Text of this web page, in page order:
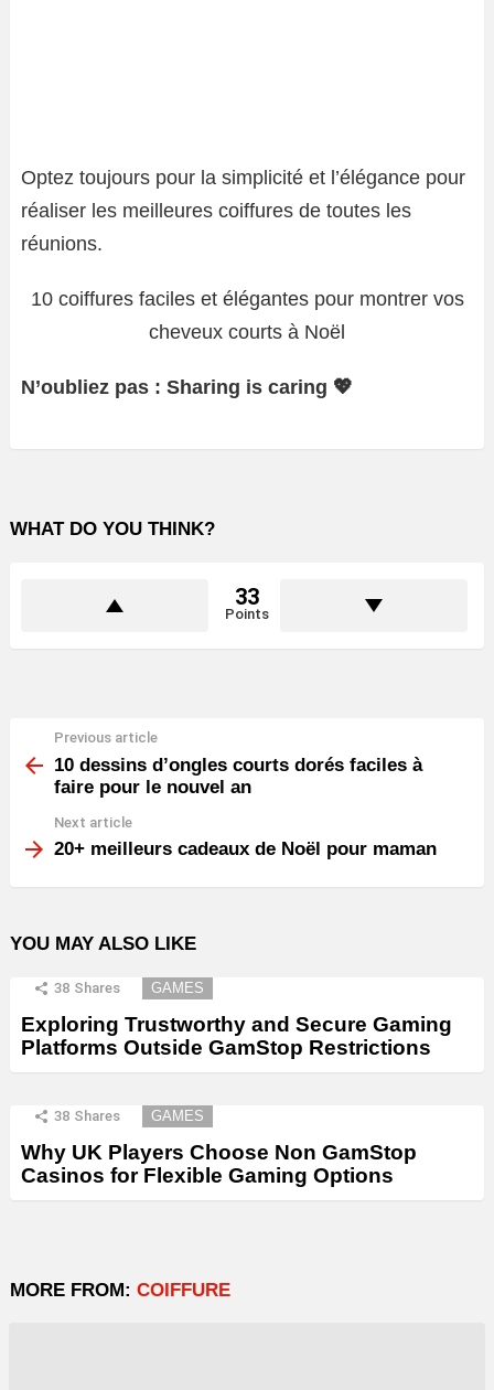
Optez toujours pour la simplicité et l’élégance pour
réaliser les meilleures coiffures de toutes les
réunions.
10 coiffures faciles et élégantes pour montrer vos
cheveux courts à Noël
N’oubliez pas : Sharing is caring 💖
WHAT DO YOU THINK?
33
Points
more
Previous article
10 dessins d’ongles courts dorés faciles à
faire pour le nouvel an
Next article
20+ meilleurs cadeaux de Noël pour maman
YOU MAY ALSO LIKE
38 Shares GAMES
Exploring Trustworthy and Secure Gaming
Platforms Outside GamStop Restrictions
38 Shares GAMES
Why UK Players Choose Non GamStop
Casinos for Flexible Gaming Options
MORE FROM: COIFFURE